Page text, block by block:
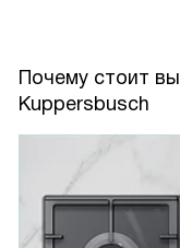
Почему стоит
Kuppersbusch